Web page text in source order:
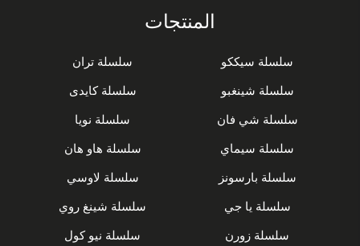
المنتجات
سلسلة سيككو
سلسلة تران
سلسلة شينغبو
سلسلة كايدى
سلسلة شي فان
سلسلة نويا
سلسلة سيماي
سلسلة هاو هان
سلسلة بارسونز
سلسلة لاوسي
سلسلة يا جي
سلسلة شينغ روي
سلسلة زورن
سلسلة نيو كول